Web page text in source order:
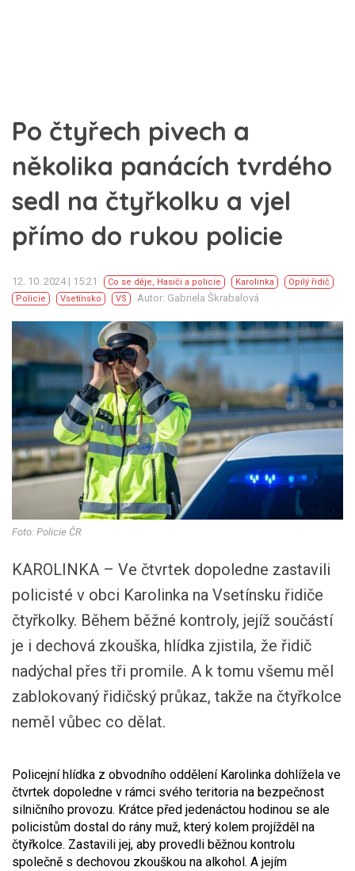
Po čtyřech pivech a
několika panácích tvrdého
sedl na čtyřkolku a vjel
přímo do rukou policie
12. 10. 2024 | 15:21 Co se děje, Hasiči a policie Karolinka
Opilý řidič
Policie
Vsetínsko VS Autor: Gabriela Škrabalová
Foto: Policie ČR
KAROLINKA – Ve čtvrtek dopoledne zastavili
policisté v obci Karolinka na Vsetínsku řidiče
čtyřkolky. Během běžné kontroly, jejíž součástí
je i dechová zkouška, hlídka zjistila, že řidič
nadýchal přes tři promile. A k tomu všemu měl
zablokovaný řidičský průkaz, takže na čtyřkolce
neměl vůbec co dělat.
Policejní hlídka z obvodního oddělení Karolinka dohlížela ve
čtvrtek dopoledne v rámci svého teritoria na bezpečnost
silničního provozu. Krátce před jedenáctou hodinou se ale
policistům dostal do rány muž, který kolem projížděl na
čtyřkolce. Zastavili jej, aby provedli běžnou kontrolu
společně s dechovou zkouškou na alkohol. A jejím